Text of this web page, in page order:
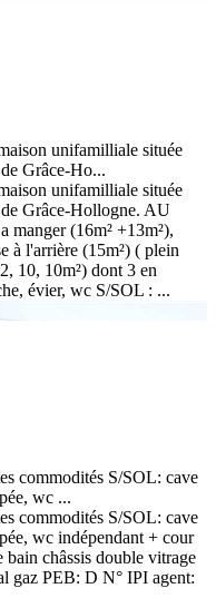
unifamilliale située
Grâce-Ho...
unifamilliale située
de Grâce-Hollogne. AU
manger (16m² +13m²),
à l'arrière (15m²) ( plein
10, 10m²) dont 3 en
évier, wc S/SOL : ...
commodités S/SOL: cave
wc ...
commodités S/SOL: cave
wc indépendant + cour
bain châssis double vitrage
gaz PEB: D N° IPI agent: